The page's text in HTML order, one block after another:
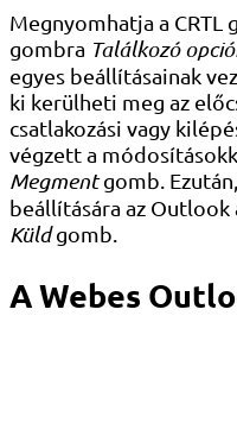
Megnyomhatja a
gombra Találkozó
egyes beállításainak
ki kerülheti meg az
csatlakozási vagy
végzett a
Megmentgomb.
beállítására az Outlook
Küldgomb.
A Webes